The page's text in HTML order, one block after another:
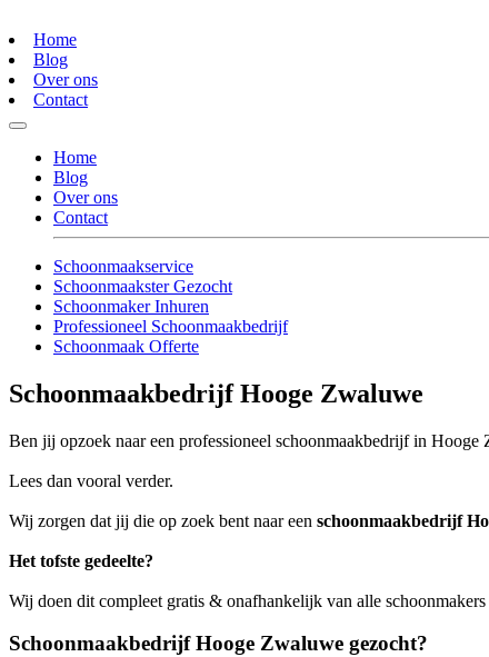
Home
Blog
Over ons
Contact
Home
Blog
Over ons
Contact
Schoonmaakservice
Schoonmaakster Gezocht
Schoonmaker Inhuren
Professioneel Schoonmaakbedrijf
Schoonmaak Offerte
Schoonmaakbedrijf Hooge Zwaluwe
Ben jij opzoek naar een professioneel schoonmaakbedrijf in
Lees dan vooral verder.
Wij zorgen dat jij die op zoek bent naar een schoonmaakbedrijf
Het tofste gedeelte?
Wij doen dit compleet gratis & onafhankelijk van alle
Schoonmaakbedrijf Hooge Zwaluwe gezocht?